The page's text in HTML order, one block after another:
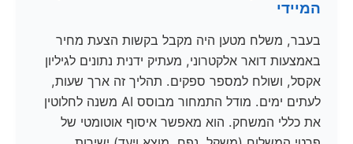
המיידי
בעבר, משלח מטען היה מקבל בקשות הצעת מחיר
באמצעות דואר אלקטרוני, מעתיק ידנית נתונים לגיליון
אקסל, ושולח למספר ספקים. תהליך זה ארך שעות,
לעתים ימים. מודל התמחור מבוסס AI משנה לחלוטין
את כללי המשחק. הוא מאפשר איסוף אוטומטי של